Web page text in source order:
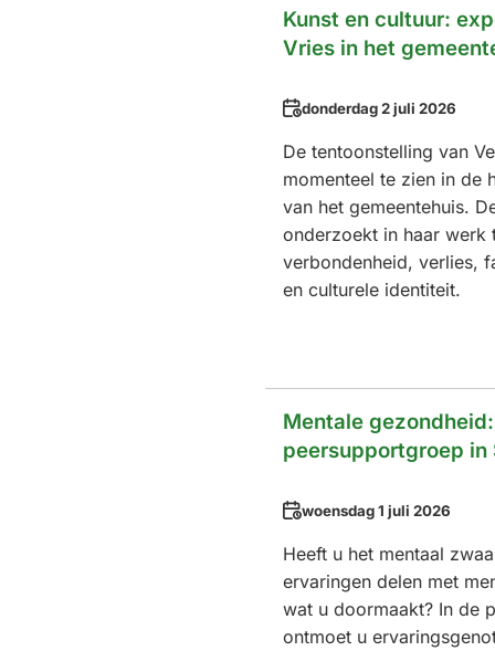
Kunst en cultuur:
Vries in het
Datum
donderdag 2 juli 2026
De tentoonstelling van
momenteel te zien in de
van het gemeentehuis.
onderzoekt in haar werk
verbondenheid, verlies,
en culturele identiteit.
Mentale
peersupportgroep in
Datum
woensdag 1 juli 2026
Heeft u het mentaal
ervaringen delen met
wat u doormaakt? In de
ontmoet u